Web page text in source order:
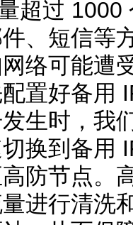
超过
、短信等
络可能遭
配置好备用
生时，我
换到备用
防节点。
进行清洗